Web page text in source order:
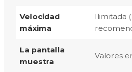
Velocidad
máxima
Ilimitada
La pantalla
muestra
Valores